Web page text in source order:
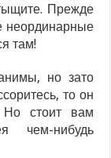
Прежде
неординарные
там!
но зато
то он
Но стоит вам
чем-нибудь